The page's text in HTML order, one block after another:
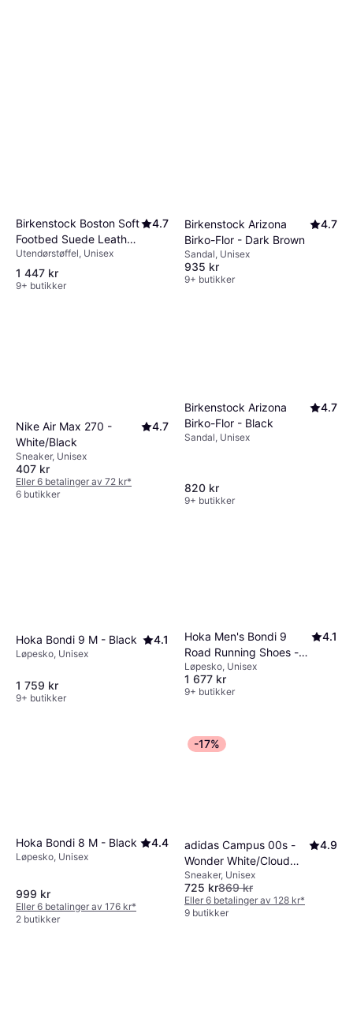
Birkenstock Boston Soft
Footbed Suede Leather
- Taupe
4.7
Utendørstøffel, Unisex
1 447 kr
9+ butikker
Birkenstock Arizona
Birko-Flor - Dark Brown
4.7
Sandal, Unisex
935 kr
9+ butikker
Nike Air Max 270 -
White/Black
4.7
Sneaker, Unisex
407 kr
Eller 6 betalinger av 72 kr*
6 butikker
Birkenstock Arizona
Birko-Flor - Black
4.7
Sandal, Unisex
820 kr
9+ butikker
Hoka Bondi 9 M - Black 4.1
Løpesko, Unisex
1 759 kr
9+ butikker
Hoka Men's Bondi 9
Road Running Shoes -
Black/White
4.1
Løpesko, Unisex
1 677 kr
9+ butikker
Hoka Bondi 8 M - Black 4.4
Løpesko, Unisex
999 kr
Eller 6 betalinger av 176 kr*
2 butikker
-17%
adidas Campus 00s -
Wonder White/Cloud
White/Gum
4.9
Sneaker, Unisex
725 kr869 kr
Eller 6 betalinger av 128 kr*
9 butikker